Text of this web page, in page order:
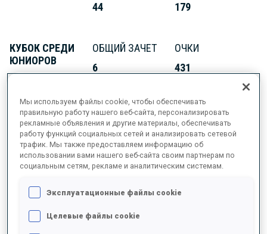
44
179
КУБОК СРЕДИ
ЮНИОРОВ
ОБЩИЙ ЗАЧЕТ
6
ОЧКИ
431
ИНФОРМАЦИЯ
ДАТА РОЖДЕНИЯ
04 МАЯ 2006
Мы используем файлы cookie, чтобы обеспечивать
правильную работу нашего веб-сайта, персонализировать
рекламные объявления и другие материалы, обеспечивать
работу функций социальных сетей и анализировать сетевой
трафик. Мы также предоставляем информацию об
использовании вами нашего веб-сайта своим партнерам по
социальным сетям, рекламе и аналитическим системам.
Эксплуатационные файлы cookie
Целевые файлы cookie